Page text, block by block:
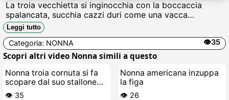
La troia vecchietta si inginocchia con la boccaccia
spalancata, succhia cazzi duri come una vacca
affamata ingoia palle pelose, leccando vene pulsanti e
sborra calda fino in gola, scopando la bocca fino a far
schizzare fiotti cremosi sulla sua lingua da puttana.
Leggi tutto
Categoria: NONNA 👁️35
Scopri altri video Nonna simili a questo
Nonna troia cornuta si fa
scopare dal suo stallone
giovane
👁️ 35
Nonna americana inzuppa
la figa
👁️ 26